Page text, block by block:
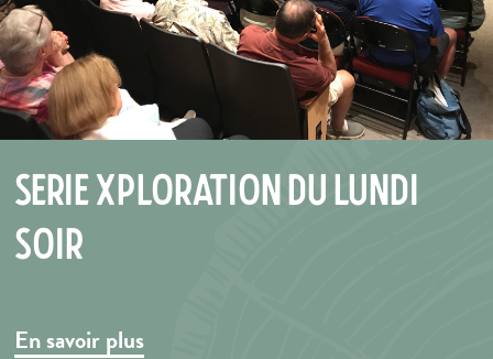
Série Xploration du lundi
soir
En savoir plus